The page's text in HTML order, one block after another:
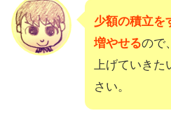
少額の積立を
増やせるので
上げていきた
さい。